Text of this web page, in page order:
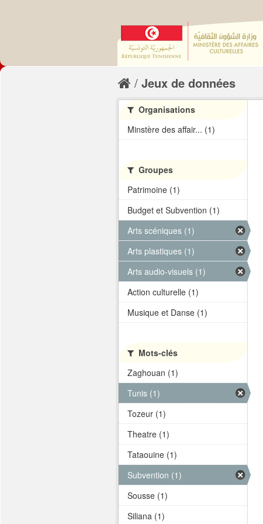
Jeux de données
Organisations
Minstère des affair... (1)
Groupes
Patrimoine (1)
Budget et Subvention (1)
Arts scéniques (1)
Arts plastiques (1)
Arts audio-visuels (1)
Action culturelle (1)
Musique et Danse (1)
Mots-clés
Zaghouan (1)
Tunis (1)
Tozeur (1)
Theatre (1)
Tataouine (1)
Subvention (1)
Sousse (1)
Siliana (1)